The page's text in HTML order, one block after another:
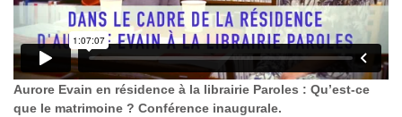
Aurore Evain en résidence à la librairie Paroles : Qu’est-ce
que le matrimoine ? Conférence inaugurale.